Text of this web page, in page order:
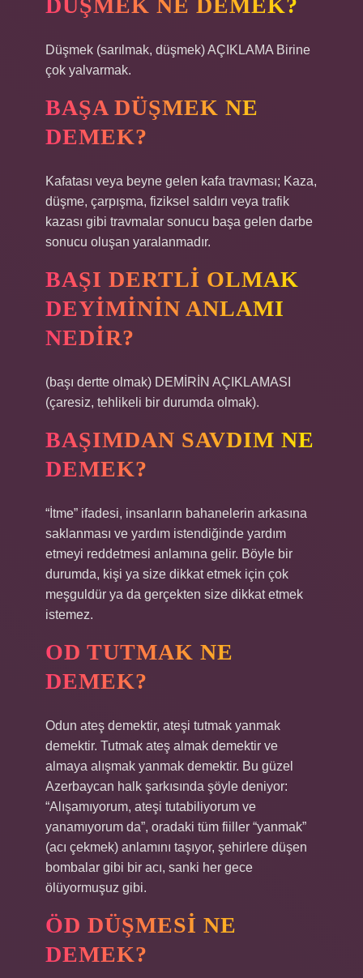
DÜŞMEK NE DEMEK?
Düşmek (sarılmak, düşmek) AÇIKLAMA Birine
çok yalvarmak.
BAŞA DÜŞMEK NE
DEMEK?
Kafatası veya beyne gelen kafa travması; Kaza,
düşme, çarpışma, fiziksel saldırı veya trafik
kazası gibi travmalar sonucu başa gelen darbe
sonucu oluşan yaralanmadır.
BAŞI DERTLI OLMAK
DEYIMININ ANLAMI
NEDIR?
(başı dertte olmak) DEMİRİN AÇIKLAMASI
(çaresiz, tehlikeli bir durumda olmak).
BAŞIMDAN SAVDIM NE
DEMEK?
“İtme” ifadesi, insanların bahanelerin arkasına
saklanması ve yardım istendiğinde yardım
etmeyi reddetmesi anlamına gelir. Böyle bir
durumda, kişi ya size dikkat etmek için çok
meşguldür ya da gerçekten size dikkat etmek
istemez.
OD TUTMAK NE
DEMEK?
Odun ateş demektir, ateşi tutmak yanmak
demektir. Tutmak ateş almak demektir ve
almaya alışmak yanmak demektir. Bu güzel
Azerbaycan halk şarkısında şöyle deniyor:
“Alışamıyorum, ateşi tutabiliyorum ve
yanamıyorum da”, oradaki tüm fiiller “yanmak”
(acı çekmek) anlamını taşıyor, şehirlere düşen
bombalar gibi bir acı, sanki her gece
ölüyormuşuz gibi.
ÖD DÜŞMESI NE
DEMEK?